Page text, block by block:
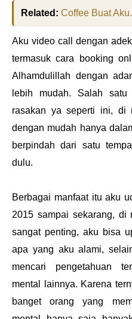
Related: Coffee Buat
Aku video call dengan
termasuk cara booking
Alhamdulillah dengan
lebih mudah. Salah
rasakan ya seperti ini, di
dengan mudah hanya
berpindah dari satu
dulu.
Berbagai manfaat itu aku
2015 sampai sekarang, di
sangat penting, aku bisa
apa yang aku alami,
mencari pengetahuan
mental lainnya. Karena
banget orang yang